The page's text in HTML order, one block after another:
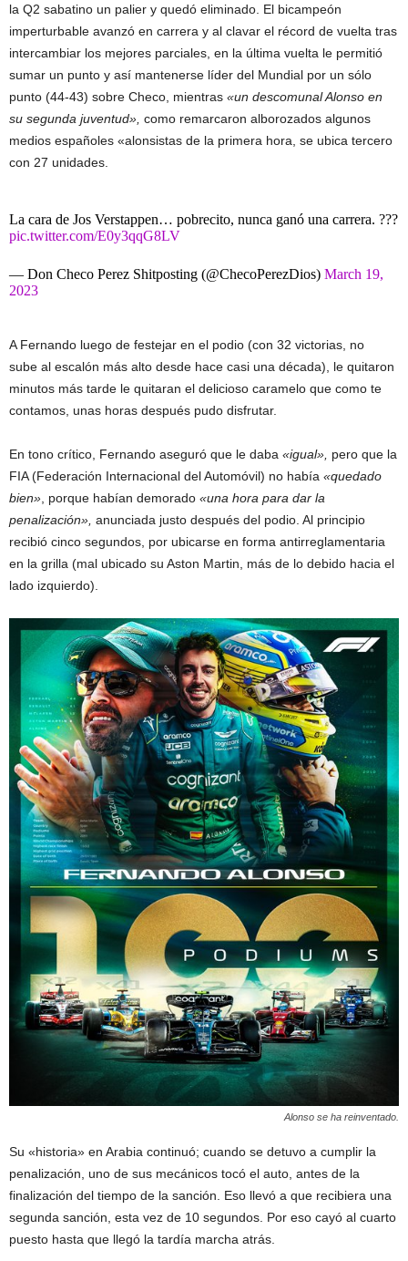
la Q2 sabatino un palier y quedó eliminado. El bicampeón
imperturbable avanzó en carrera y al clavar el récord de vuelta tras
intercambiar los mejores parciales, en la última vuelta le permitió
sumar un punto y así mantenerse líder del Mundial por un sólo
punto (44-43) sobre Checo, mientras «un descomunal Alonso en
su segunda juventud», como remarcaron alborozados algunos
medios españoles «alonsistas de la primera hora, se ubica tercero
con 27 unidades.
La cara de Jos Verstappen… pobrecito, nunca ganó una carrera. ???
pic.twitter.com/E0y3qqG8LV
— Don Checo Perez Shitposting (@ChecoPerezDios) March 19,
2023
A Fernando luego de festejar en el podio (con 32 victorias, no
sube al escalón más alto desde hace casi una década), le quitaron
minutos más tarde le quitaran el delicioso caramelo que como te
contamos, unas horas después pudo disfrutar.
En tono crítico, Fernando aseguró que le daba «igual», pero que la
FIA (Federación Internacional del Automóvil) no había «quedado
bien» , porque habían demorado «una hora para dar la
penalización», anunciada justo después del podio. Al principio
recibió cinco segundos, por ubicarse en forma antirreglamentaria
en la grilla (mal ubicado su Aston Martin, más de lo debido hacia el
lado izquierdo).
Alonso se ha reinventado.
Su «historia» en Arabia continuó; cuando se detuvo a cumplir la
penalización, uno de sus mecánicos tocó el auto, antes de la
finalización del tiempo de la sanción. Eso llevó a que recibiera una
segunda sanción, esta vez de 10 segundos. Por eso cayó al cuarto
puesto hasta que llegó la tardía marcha atrás.